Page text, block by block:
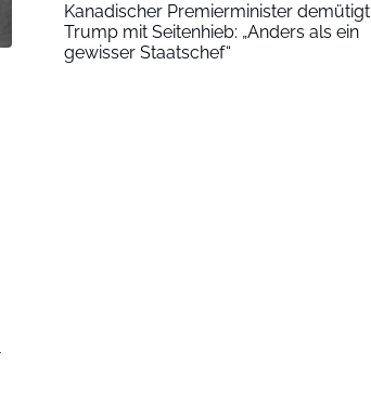
Kanadischer Premierminister demütigt
Trump mit Seitenhieb: „Anders als ein
gewisser Staatschef“